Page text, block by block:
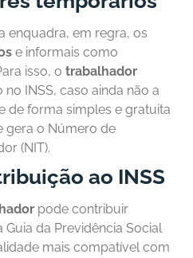
enquadra, em regra, os
e informais como
isso, o trabalhador
INSS, caso ainda não a
de forma simples e gratuita
gera o Número de
(NIT).
ao INSS
pode contribuir
da Previdência Social
mais compatível com